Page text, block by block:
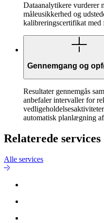
Dataanalytikere vurderer
måleusikkerhed og
kalibreringscertifikat med
Gennemgang og
Resultater gennemgås
anbefaler intervaller for
automatisk planlægning
Relaterede
Alle services